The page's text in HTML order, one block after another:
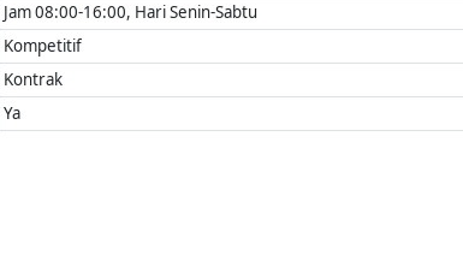
Jam 08:00-16:00, Hari Senin-Sabtu
Kompetitif
Kontrak
Ya